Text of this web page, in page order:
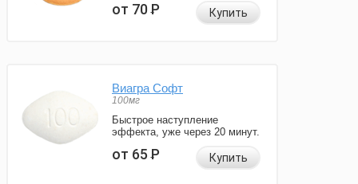
от 70Р Купить
Виагра Софт
100мг
Быстрое наступление
эффекта, уже через 20 минут.
от 65Р Купить